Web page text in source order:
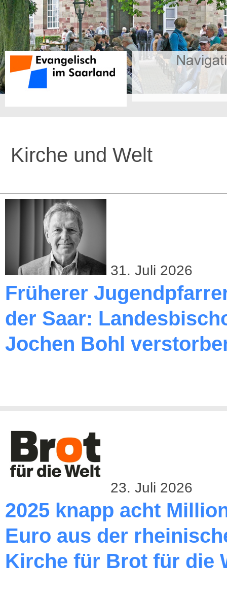
Kirche und Welt
31. Juli 2026
Früherer
der Saar:
Jochen Bohl
23. Juli 2026
2025 knapp acht
Euro aus der
Kirche für Brot für die